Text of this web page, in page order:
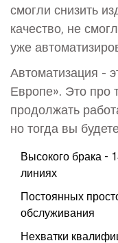
смогли снизить
качество, не
уже
Автоматизация -
Европе». Это про
продолжать
но тогда вы
Высокого брака -
линиях
Постоянных
обслуживания
Нехватки